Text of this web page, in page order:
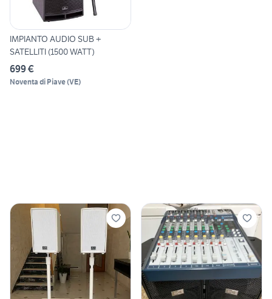
IMPIANTO AUDIO SUB +
SATELLITI (1500 WATT)
699 €
Noventa di Piave(VE)